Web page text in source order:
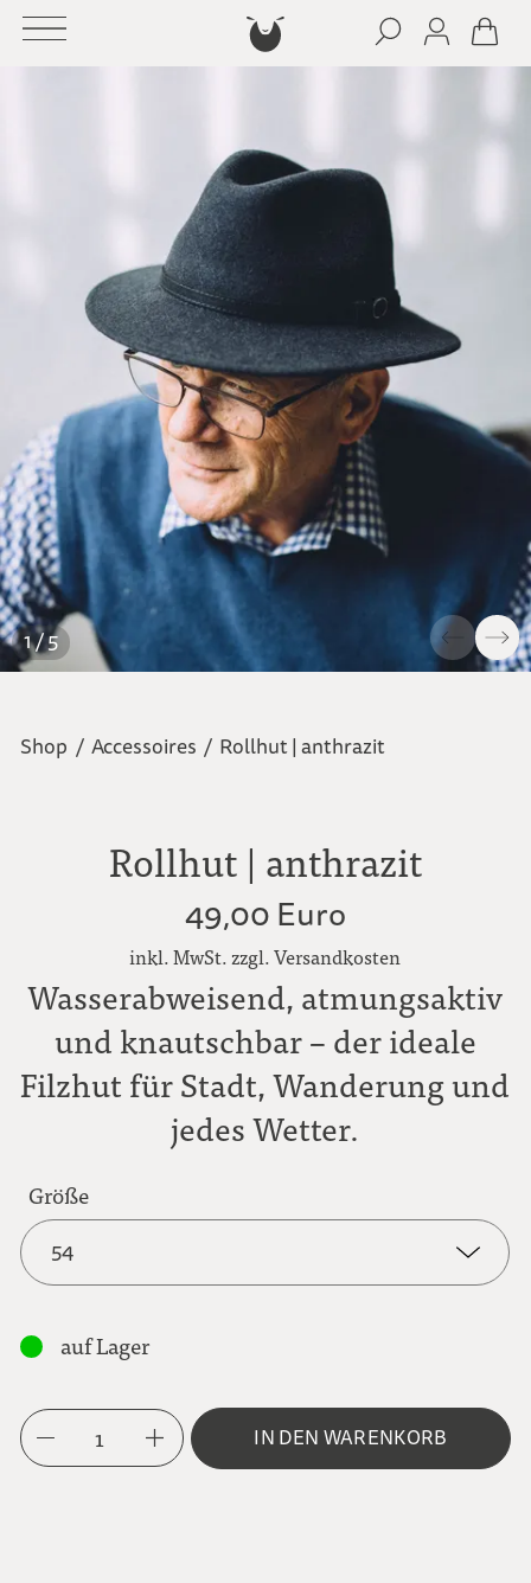
1 / 5
Shop / Accessoires / Rollhut | anthrazit
Rollhut | anthrazit
49,00 Euro
inkl. MwSt. zzgl. Versandkosten
Wasserabweisend, atmungsaktiv
und knautschbar – der ideale
Filzhut für Stadt, Wanderung und
jedes Wetter.
Größe
54
56
auf Lager
1 IN DEN WARENKORB